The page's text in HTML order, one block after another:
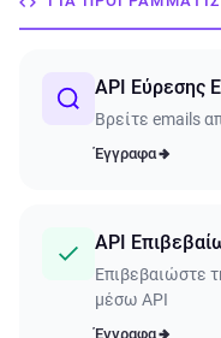
API Εύρεσης
Βρείτε emails
Έγγραφα
API
Επιβεβαιώστε
μέσω API
Έγγραφα